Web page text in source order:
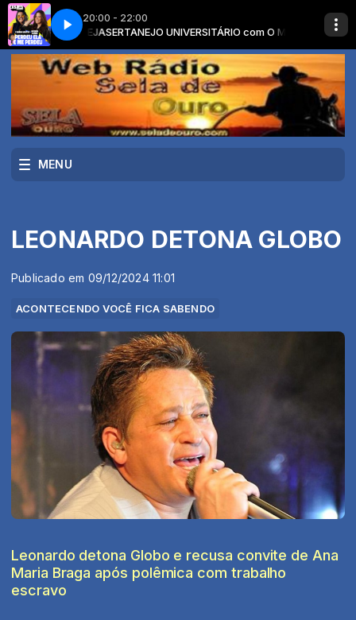
20:00 - 22:00
SERTANEJA SERTANEJO UNIVERSITÁRIO com O MELHOR DA MUSICA
ME PERDEUYASMIN SANTOS E JAPINHA CONDE - PERDEU ELA E ME
MENU
LEONARDO DETONA GLOBO
Publicado em 09/12/2024 11:01
ACONTECENDO VOCÊ FICA SABENDO
Leonardo detona Globo e recusa convite de Ana
Maria Braga após polêmica com trabalho
escravo